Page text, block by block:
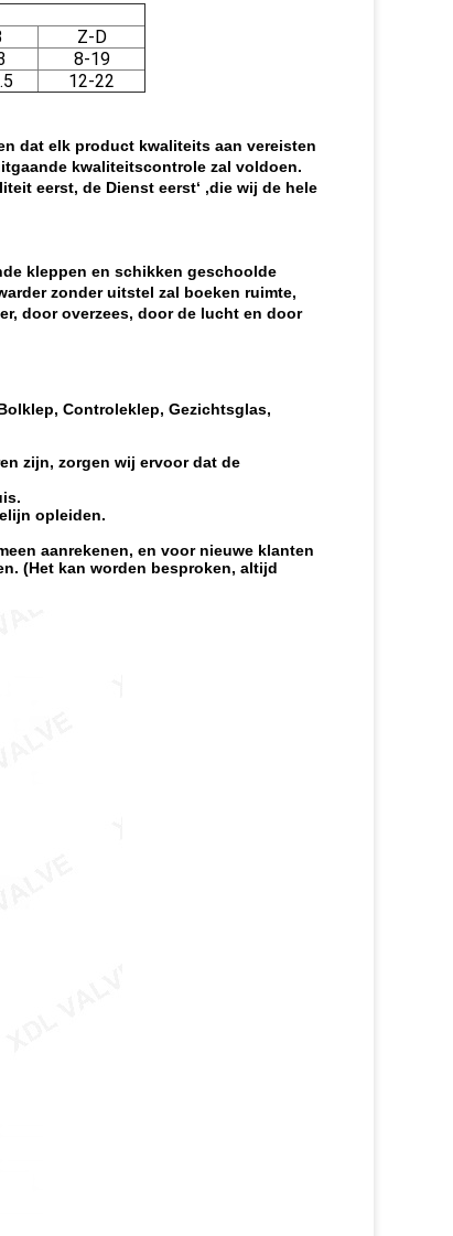
Z-D
8-19
12-22
dat elk product kwaliteits aan vereisten
kwaliteitscontrole zal voldoen.
eerst, de Dienst eerst‘ ‚die wij de hele
kleppen en schikken geschoolde
zonder uitstel zal boeken ruimte,
door overzees, door de lucht en door
Controleklep, Gezichtsglas,
zijn, zorgen wij ervoor dat de
opleiden.
aanrekenen, en voor nieuwe klanten
(Het kan worden besproken, altijd